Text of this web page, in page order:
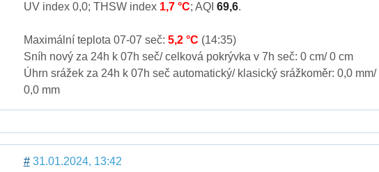
UV index 0,0; THSW index 1,7 °C; AQI 69,6.
Maximální teplota 07-07 seč: 5,2 °C (14:35)
Sníh nový za 24h k 07h seč/ celková pokrývka v 7h seč: 0 cm/ 0 cm
Úhrn srážek za 24h k 07h seč automatický/ klasický srážkoměr: 0,0 mm/
0,0 mm
#31.01.2024, 13:42